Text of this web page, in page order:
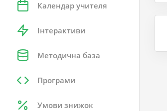
Календар учителя
Інтерактиви
Методична база
Програми
Умови знижок